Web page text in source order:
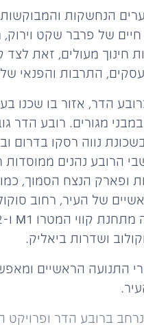
הנחשקות
של פרבר שקט וירוק,
חינוך מעולים, זאת לצד
התרבות והפנאי
18 שוכן ברובע הדר, אזור בו
מגורים. רובע הדר
נווה רסקו בדרום
הרובע נהנים ממוסדות
ופארק הנצח הסמוך,
של העיר, רחוב
ושדרות ביאליק.
התנועה הראשיים